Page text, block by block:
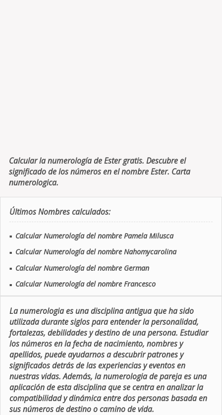
Calcular la numerología de Ester gratis. Descubre el
significado de los números en el nombre Ester. Carta
numerologica.
Últimos Nombres calculados:
■ Calcular Numerología del nombre Pamela Milusca
■ Calcular Numerología del nombre Nahomycarolina
■ Calcular Numerología del nombre German
■ Calcular Numerología del nombre Francesco
La numerologia es una disciplina antigua que ha sido
utilizada durante siglos para entender la personalidad,
fortalezas, debilidades y destino de una persona. Estudiar
los números en la fecha de nacimiento, nombres y
apellidos, puede ayudarnos a descubrir patrones y
significados detrás de las experiencias y eventos en
nuestras vidas. Además, la numerologia de pareja es una
aplicación de esta disciplina que se centra en analizar la
compatibilidad y dinámica entre dos personas basada en
sus números de destino o camino de vida.